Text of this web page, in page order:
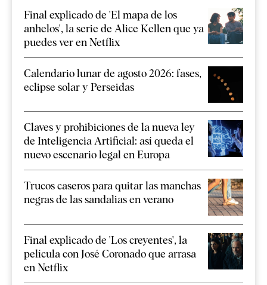
Final explicado de 'El mapa de los
anhelos', la serie de Alice Kellen que ya
puedes ver en Netflix
Calendario lunar de agosto 2026: fases,
eclipse solar y Perseidas
Claves y prohibiciones de la nueva ley
de Inteligencia Artificial: así queda el
nuevo escenario legal en Europa
Trucos caseros para quitar las manchas
negras de las sandalias en verano
Final explicado de 'Los creyentes', la
película con José Coronado que arrasa
en Netflix